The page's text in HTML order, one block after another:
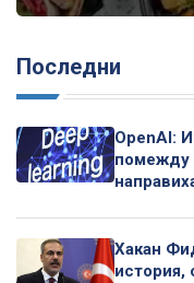
Последни
OpenAI:
помежду
Хакан